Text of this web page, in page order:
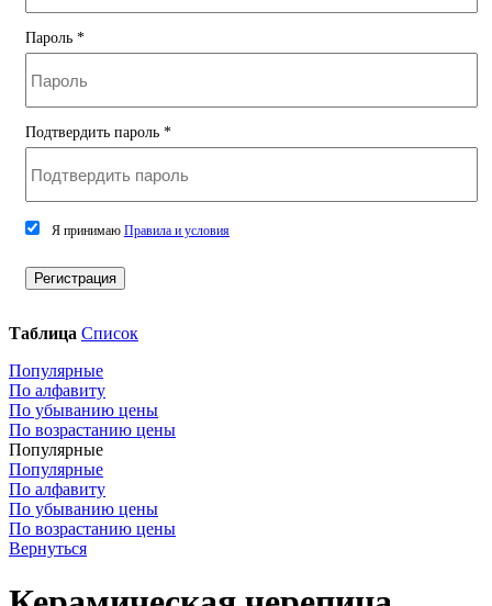
Пароль *
Подтвердить пароль *
Я принимаю Правила и условия
Регистрация
Таблица Список
Популярные
По алфавиту
По убыванию цены
По возрастанию цены
Популярные
Популярные
По алфавиту
По убыванию цены
По возрастанию цены
Вернуться